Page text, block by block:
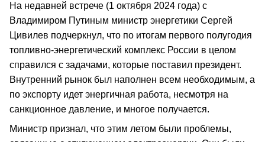
На недавней встрече (1 октября 2024 года) с
Владимиром Путиным министр энергетики Сергей
Цивилев подчеркнул, что по итогам первого полугодия
топливно-энергетический комплекс России в целом
справился с задачами, которые поставил президент.
Внутренний рынок был наполнен всем необходимым, а
по экспорту идет энергичная работа, несмотря на
санкционное давление, и многое получается.
Министр признал, что этим летом были проблемы,